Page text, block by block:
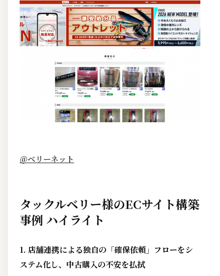
＠ベリーネット
タックルベリー様のECサイト構築
事例 ハイライト
1. 店舗連携による独自の「確保依頼」フローをシ
ステム化し、中古購入の不安を払拭